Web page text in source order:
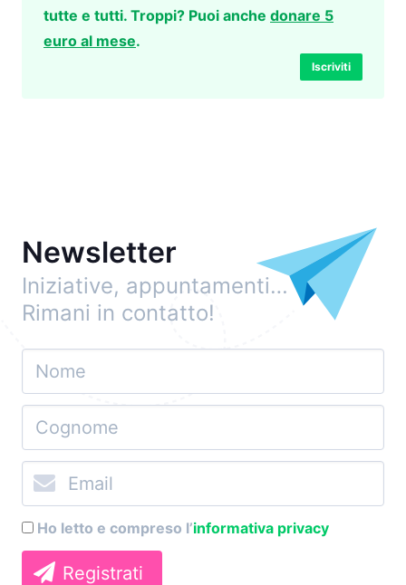
tutte e tutti. Troppi? Puoi anche donare 5
euro al mese.
Iscriviti
Newsletter
Iniziative, appuntamenti…
Rimani in contatto!
Ho letto e compreso l’informativa privacy
Registrati